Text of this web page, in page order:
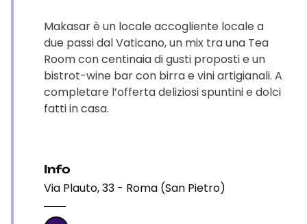
Makasar è un locale accogliente locale a
due passi dal Vaticano, un mix tra una Tea
Room con centinaia di gusti proposti e un
bistrot-wine bar con birra e vini artigianali. A
completare l’offerta deliziosi spuntini e dolci
fatti in casa.
Info
Via Plauto, 33 - Roma (San Pietro)